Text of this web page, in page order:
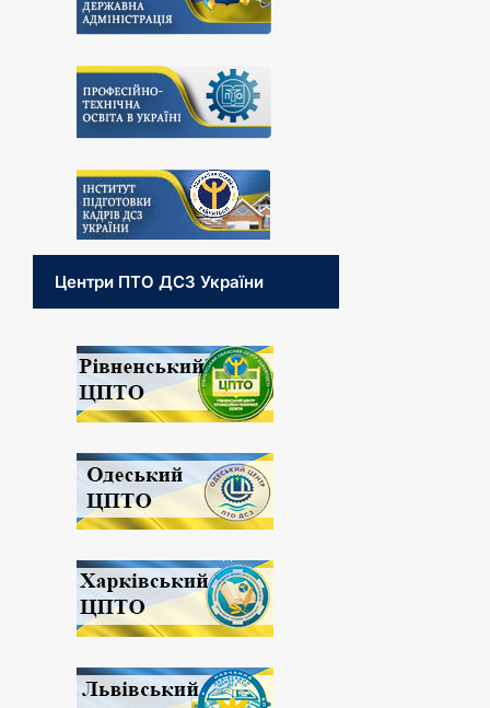
Центри ПТО ДСЗ України